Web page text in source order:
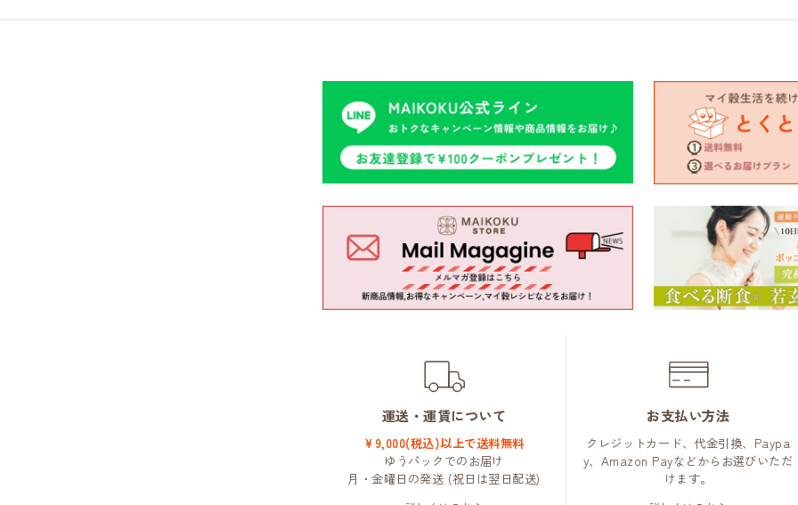
運送・運賃について
¥9,000(税込)以上で送料無料
ゆうパックでのお届け
月・金曜日の発送 (祝日は翌日配送)
お支払い方法
クレジットカード、代金引換、Paypa
y、Amazon Payなどからお選びいただ
けます。